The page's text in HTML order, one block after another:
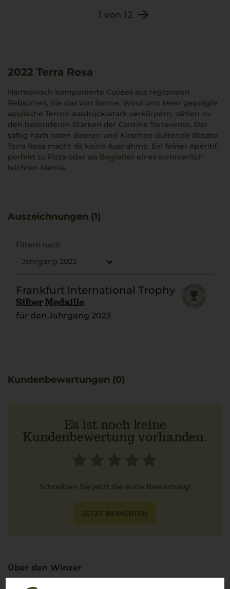
1 von 12
2022 Terra Rosa
Harmonisch komponierte Cuvées aus regionalen
Rebsorten, die das von Sonne, Wind und Meer geprägte
apulische Terroir ausdrucksstark verkörpern, zählen zu
den besonderen Stärken der Cantine Torrevento. Der
saftig nach roten Beeren und Kirschen duftende Rosato
Terra Rosa macht da keine Ausnahme. Ein feiner Aperitif,
perfekt zu Pizza oder als Begleiter eines sommerlich
leichten Menüs.
Auszeichnungen (1)
Filtern nach
Jahrgang 2023
Frankfurt International Trophy
Silber Medaille
für den Jahrgang 2023
Kundenbewertungen (0)
Es ist noch keine
Kundenbewertung vorhanden.
Schreiben Sie jetzt die erste Bewertung!
JETZT BEWERTEN
Über den Winzer